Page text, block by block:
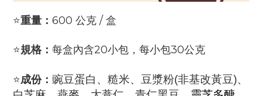
⭐重量： 600 公克 / 盒
⭐規格： 每盒內含20小包，每小包30公克
⭐成份： 豌豆蛋白、糙米、豆漿粉(非基改黃豆)、